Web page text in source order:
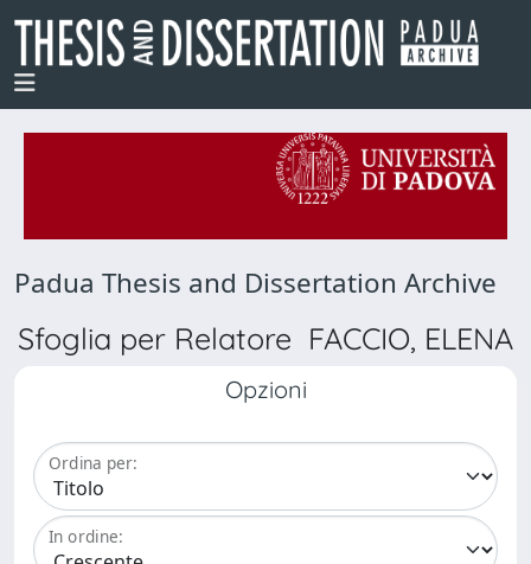
Padua Thesis and Dissertation Archive
Sfoglia per Relatore FACCIO, ELENA
Opzioni
Ordina per:
In ordine: